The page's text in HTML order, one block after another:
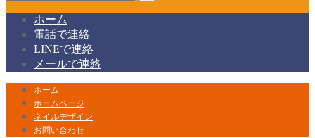
ホーム
電話で連絡
LINEで連絡
メールで連絡
ホーム
ホームページ
ネイルデザイン
お問い合わせ